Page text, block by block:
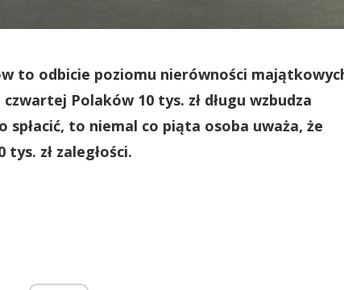
to odbicie poziomu nierówności
Polaków 10 tys. zł długu wzbudza
spłacić, to niemal co piąta osoba uważa, że
zł zaległości.